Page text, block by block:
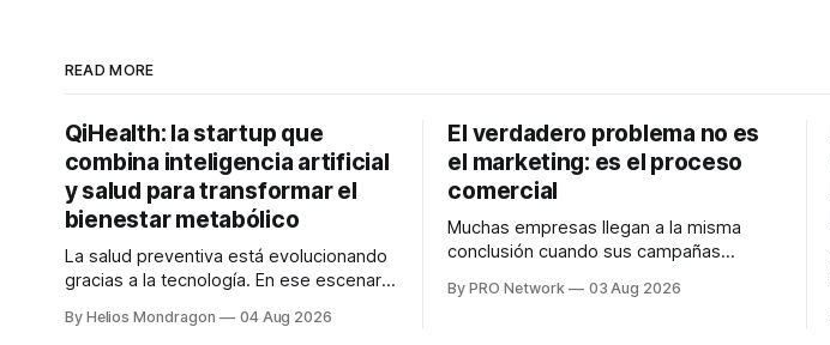
READ MORE
QiHealth: la startup que
combina inteligencia artificial
y salud para transformar el
bienestar metabólico
La salud preventiva está evolucionando
gracias a la tecnología. En ese escenario
desarrolla un ecosistema digital capaz
By Helios Mondragon 04 Aug 2026
El verdadero problema no es
el marketing: es el proceso
comercial
Muchas empresas llegan a la misma
conclusión cuando sus campañas
marketing no funciona". Sin embargo,
By PRO Network 03 Aug 2026